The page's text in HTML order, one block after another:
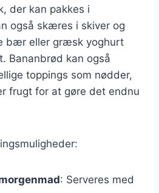
der kan pakkes i
også skæres i skiver og
bær eller græsk yoghurt
Bananbrød kan også
toppings som nødder,
frugt for at gøre det endnu
: Serveres med